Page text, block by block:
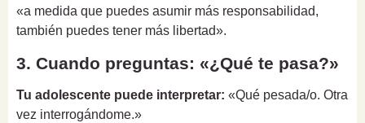
«a medida que puedes asumir más responsabilidad,
también puedes tener más libertad».
3. Cuando preguntas: «¿Qué te pasa?»
Tu adolescente puede interpretar: «Qué pesada/o. Otra
vez interrogándome.»